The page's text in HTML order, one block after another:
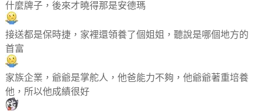
什麼牌子，後來才曉得那是安德瑪
接送都是保時捷，家裡還領養了個姐姐，聽說是哪個地方的
首富
家族企業，爺爺是掌舵人，他爸能力不夠，他爺爺著重培養
他，所以他成績很好